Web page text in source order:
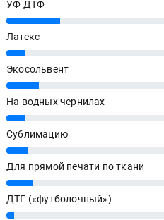
УФ ДТФ
20%
Латекс
7%
Экосольвент
12%
На водных чернилах
7%
Сублимацию
8%
Для прямой печати по ткани
10%
ДТГ («футболочный»)
3%